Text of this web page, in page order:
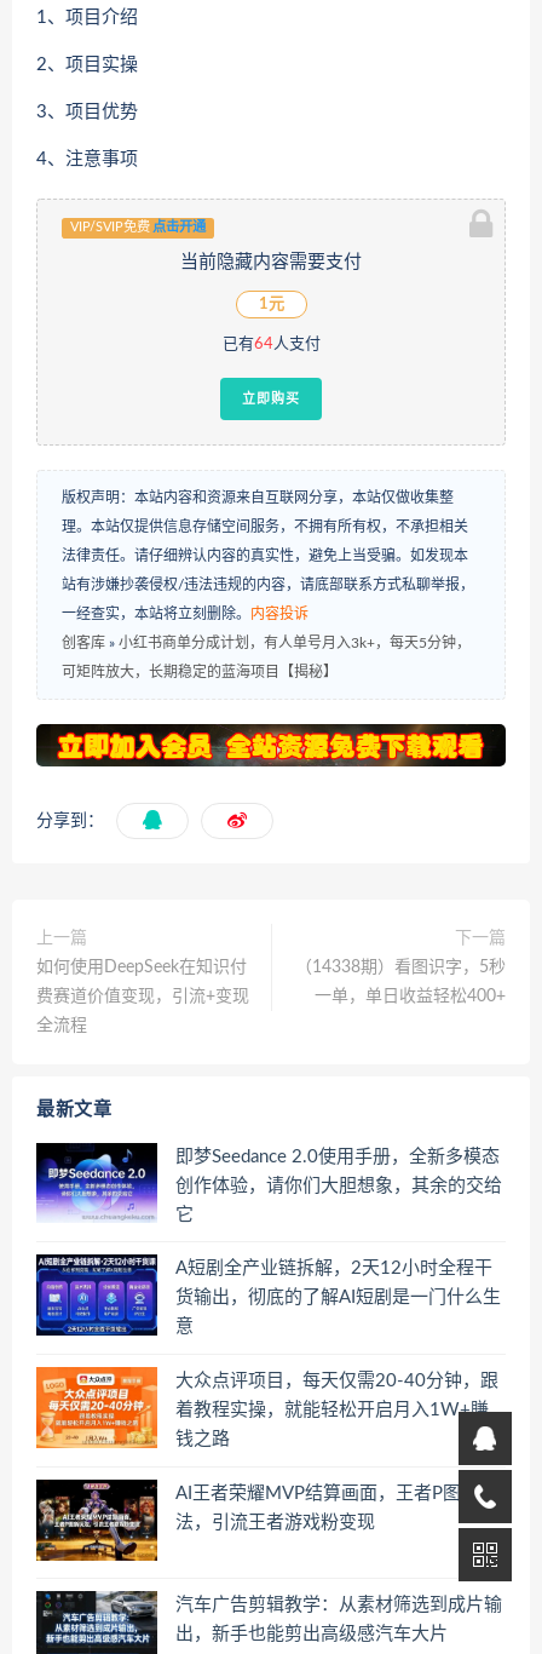
1、项目介绍
2、项目实操
3、项目优势
4、注意事项
VIP/SVIP免费 点击开通
当前隐藏内容需要支付
1元
已有64人支付
立即购买
版权声明：本站内容和资源来自互联网分享，本站仅做收集整
理。本站仅提供信息存储空间服务，不拥有所有权，不承担相关
法律责任。请仔细辨认内容的真实性，避免上当受骗。如发现本
站有涉嫌抄袭侵权/违法违规的内容，请底部联系方式私聊举报，
一经查实，本站将立刻删除。 内容投诉
创客库 » 小红书商单分成计划，有人单号月入3k+，每天5分钟，
可矩阵放大，长期稳定的蓝海项目【揭秘】
分享到：
上一篇
如何使用DeepSeek在知识付
费赛道价值变现，引流+变现
全流程
下一篇
（14338期）看图识字，5秒
一单，单日收益轻松400+
最新文章
即梦Seedance 2.0使用手册，全新多模态
创作体验，请你们大胆想象，其余的交给
它
A短剧全产业链拆解，2天12小时全程干
货输出，彻底的了解AI短剧是一门什么生
意
大众点评项目，每天仅需20-40分钟，跟
着教程实操，就能轻松开启月入1W+賺
钱之路
AI王者荣耀MVP结算画面，王者P图新玩
法，引流王者游戏粉变现
汽车广告剪辑教学：从素材筛选到成片输
出，新手也能剪出高级感汽车大片